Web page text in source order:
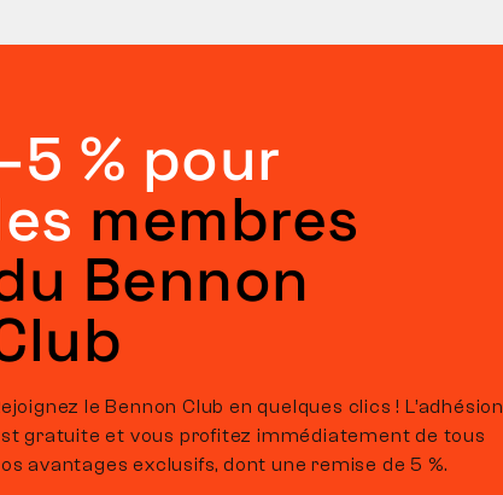
% pour
membres
Bennon
le Bennon Club en quelques clics ! L’adhésion
gratuite et vous profitez immédiatement de tous
avantages exclusifs, dont une remise de 5 %.